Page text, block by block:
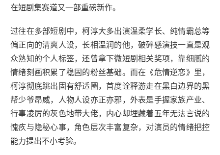
在短剧集赛道又一部重磅新作。
过往在多部短剧中，柯淳大多出演温柔学长、纯情霸总等
偏正向的清爽人设，长相温润的他，破碎感演技一直是观
众熟知的个人标签，还曾拿下微短剧相关奖项，靠细腻的
情绪刻画积累了稳固的粉丝基础。而在《危情逆恋》里，
柯淳彻底跳出固有舒适圈，首度诠释游走在黑白边界的黑
帮少爷昂威，人物人设亦正亦邪，外表是手握家族产业、
行事凌厉的灰色地带大佬，内心却埋藏着五年无法言说的
愧疚与隐秘心事，角色层次丰富复杂，对演员的情绪把控
能力提出不小考验。